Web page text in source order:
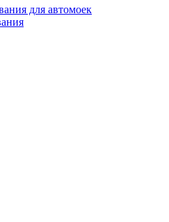
для автомоек